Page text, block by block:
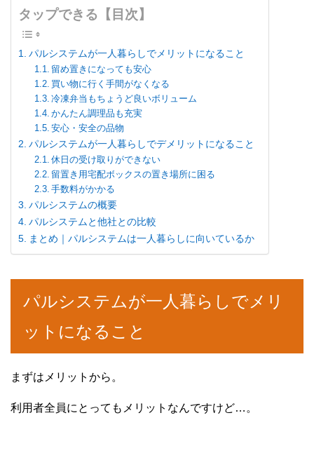
タップできる【目次】
パルシステムが一人暮らしでメリットになること
留め置きになっても安心
買い物に行く手間がなくなる
冷凍弁当もちょうど良いボリューム
かんたん調理品も充実
安心・安全の品物
パルシステムが一人暮らしでデメリットになること
休日の受け取りができない
留置き用宅配ボックスの置き場所に困る
手数料がかかる
パルシステムの概要
パルシステムと他社との比較
まとめ｜パルシステムは一人暮らしに向いているか
パルシステムが一人暮らしでメリ
ットになること
まずはメリットから。
利用者全員にとってもメリットなんですけど…。